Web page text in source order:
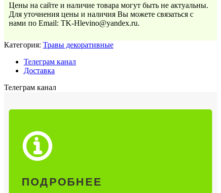
Цены на сайте и наличие товара могут быть не актуальны.
Для уточнения цены и наличия Вы можете связаться с
нами по Email: TK-Hlevino@yandex.ru.
Категория: Травы декоративные
Телеграм канал
Доставка
Телеграм канал
ПОДРОБНЕЕ